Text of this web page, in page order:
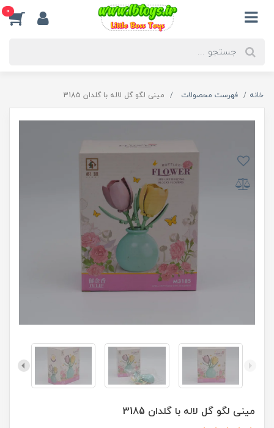
0
خانه فهرست محصولات مینی لگو گل لاله با گلدان 3185
مینی لگو گل لاله با گلدان 3185